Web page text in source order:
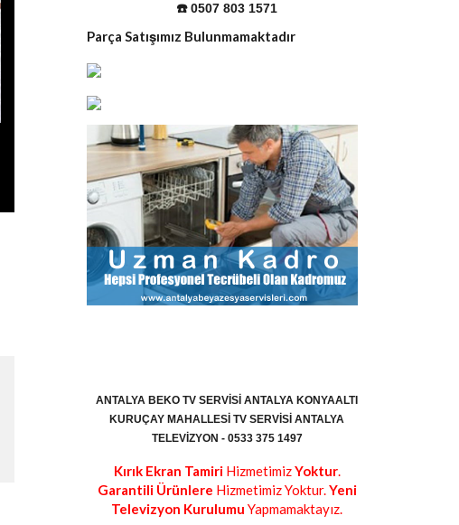
☎️ 0507 803 1571
Parça Satışımız Bulunmamaktadır
ANTALYA BEKO TV SERVISI ANTALYA KONYAALTI
KURUÇAY MAHALLESI TV SERVISI ANTALYA
TELEVIZYON - 0533 375 1497
Kırık Ekran TamiriHizmetimizYoktur.
Garantili Ürünlere Hizmetimiz Yoktur.Yeni
Televizyon Kurulumu Yapmamaktayız.